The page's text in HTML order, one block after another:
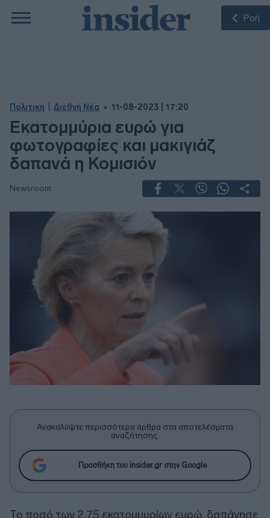
Ροή
Πολιτική Διεθνή Νέα 11-08-2023 | 17:20
Εκατομμύρια ευρώ για
φωτογραφίες και μακιγιάζ
δαπανά η Κομισιόν
Newsroom
Ανακαλύψτε περισσότερα άρθρα στα αποτελέσματα
αναζήτησης.
Προσθήκη του insider.gr στην Google
Το ποσό των 2,75 εκατομμυρίων ευρώ, δαπάνησε